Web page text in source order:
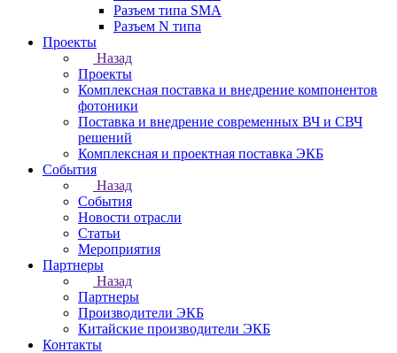
Разъем типа SMA
Разъем N типа
Проекты
Назад
Проекты
Комплексная поставка и внедрение компонентов
фотоники
Поставка и внедрение современных ВЧ и СВЧ
решений
Комплексная и проектная поставка ЭКБ
События
Назад
События
Новости отрасли
Статьи
Мероприятия
Партнеры
Назад
Партнеры
Производители ЭКБ
Китайские производители ЭКБ
Контакты